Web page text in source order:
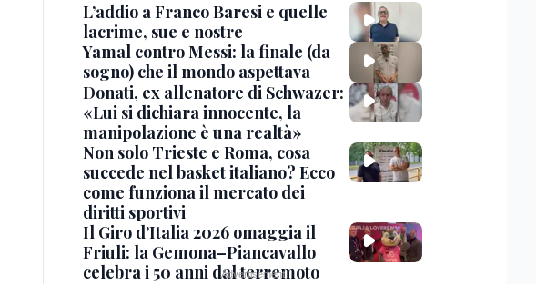
L’addio a Franco Baresi e quelle
lacrime, sue e nostre
Yamal contro Messi: la finale (da
sogno) che il mondo aspettava
Donati, ex allenatore di Schwazer:
«Lui si dichiara innocente, la
manipolazione è una realtà»
Non solo Trieste e Roma, cosa
succede nel basket italiano? Ecco
come funziona il mercato dei
diritti sportivi
Il Giro d’Italia 2026 omaggia il
Friuli: la Gemona–Piancavallo
celebra i 50 anni dal terremoto